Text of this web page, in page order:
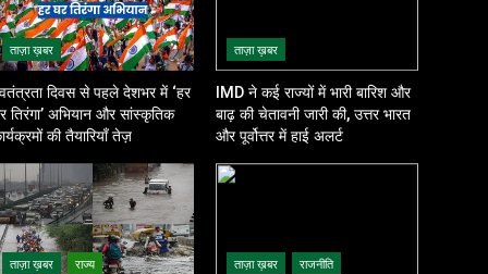
ताज़ा ख़बर
दिवस से पहले देशभर में ‘हर
तिरंगा’ अभियान और सांस्कृतिक
की तैयारियाँ तेज़
ताज़ा ख़बर
IMD ने कई राज्यों में भारी बारिश और
बाढ़ की चेतावनी जारी की, उत्तर भारत
और पूर्वोत्तर में हाई अलर्ट
ताज़ा ख़बर राज्य ताज़ा ख़बर राजनीति